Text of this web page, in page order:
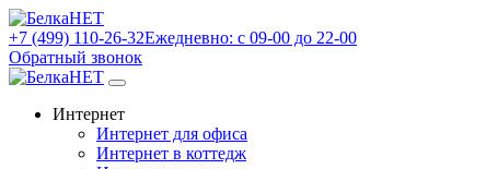
+7 (499) 110-26-32Ежедневно: с 09-00 до 22-00
Обратный звонок
Интернет
Интернет для офиса
Интернет в коттедж